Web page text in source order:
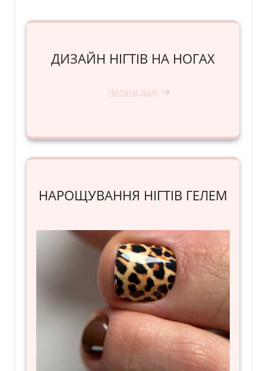
ДИЗАЙН НІГТІВ НА НОГАХ
Читати далі
НАРОЩУВАННЯ НІГТІВ ГЕЛЕМ